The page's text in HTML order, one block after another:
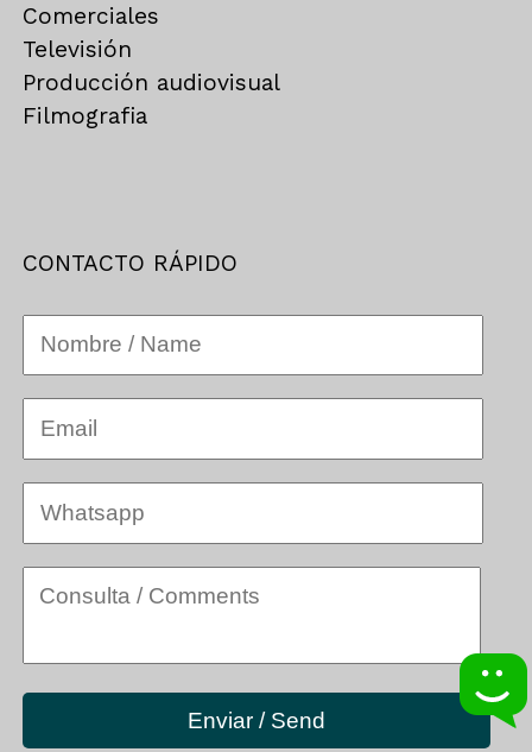
Comerciales
Televisión
Producción audiovisual
Filmografia
CONTACTO RÁPIDO